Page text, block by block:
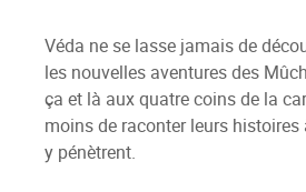
Véda ne se lasse jamais de
les nouvelles aventures des
ça et là aux quatre coins de la
moins de raconter leurs histoires
y pénètrent.